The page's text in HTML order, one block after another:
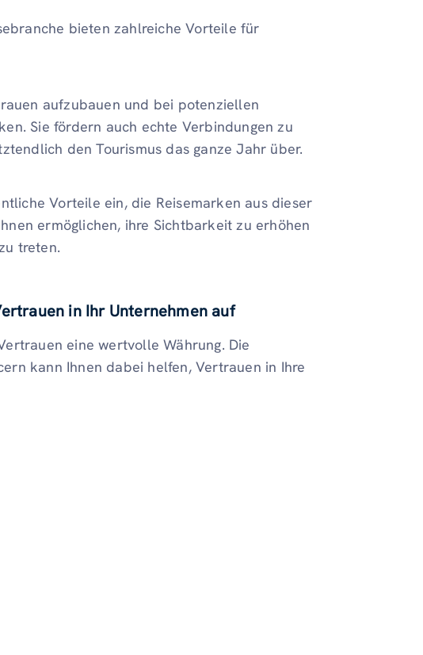
bieten zahlreiche Vorteile für
aufzubauen und bei potenziellen
Sie fördern auch echte Verbindungen zu
den Tourismus das ganze Jahr über.
Vorteile ein, die Reisemarken aus dieser
ermöglichen, ihre Sichtbarkeit zu erhöhen
treten.
in Ihr Unternehmen auf
eine wertvolle Währung. Die
kann Ihnen dabei helfen, Vertrauen in Ihre